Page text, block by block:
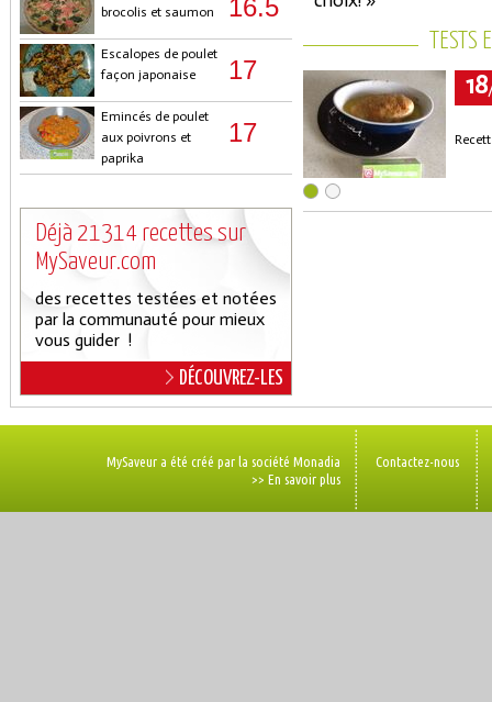
brocolis et saumon
16.5
Escalopes de poulet
façon japonaise
17
Emincés de poulet
aux poivrons et
paprika
17
Déjà 21314 recettes sur
MySaveur.com
des recettes testées et notées
par la communauté pour mieux
vous guider !
DÉCOUVREZ-LES
18
MySaveur a été créé par la société Monadia
>> En savoir plus
Contactez-nous